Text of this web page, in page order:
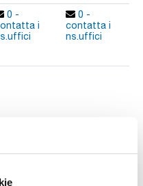
0 -
i
0 -
contatta i
ns.uffici
50 mm